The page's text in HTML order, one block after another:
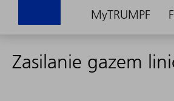
MyTRUMPF
Zasilanie gazem